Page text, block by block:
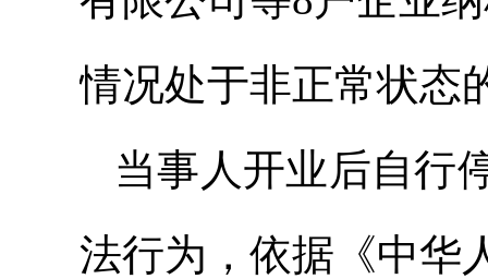
情况处于非正常状态
当事人开业后自行
法行为，依据《中华